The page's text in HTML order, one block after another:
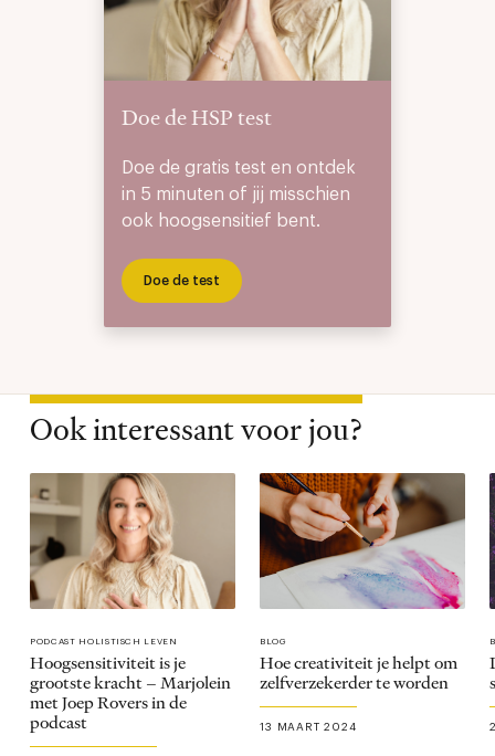
Doe de HSP test
Doe de gratis test en ontdek
in 5 minuten of jij misschien
ook hoogsensitief bent.
Doe de test
Ook interessant voor jou?
PODCAST HOLISTISCH LEVEN
Hoogsensitiviteit is je
grootste kracht – Marjolein
met Joep Rovers in de
podcast
BLOG
Hoe creativiteit je helpt om
zelfverzekerder te worden
13 MAART 2024